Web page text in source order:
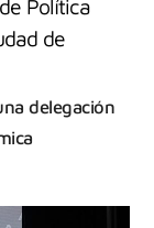
Política
de
delegación